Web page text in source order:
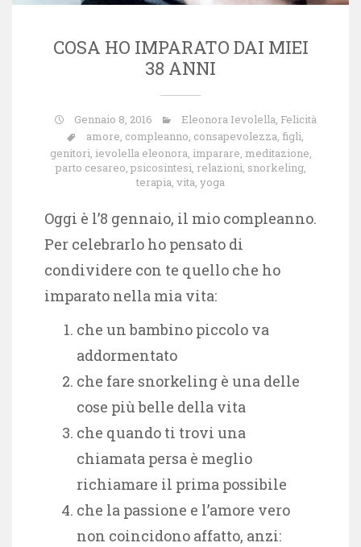
COSA HO IMPARATO DAI MIEI
38 ANNI
Gennaio 8, 2016 Eleonora Ievolella, Felicità
amore, compleanno, consapevolezza, figli,
genitori, ievolella eleonora, imparare, meditazione,
parto cesareo, psicosintesi, relazioni, snorkeling,
terapia, vita, yoga
Oggi è l’8 gennaio, il mio compleanno.
Per celebrarlo ho pensato di
condividere con te quello che ho
imparato nella mia vita:
che un bambino piccolo va
addormentato
che fare snorkeling è una delle
cose più belle della vita
che quando ti trovi una
chiamata persa è meglio
richiamare il prima possibile
che la passione e l’amore vero
non coincidono affatto, anzi: